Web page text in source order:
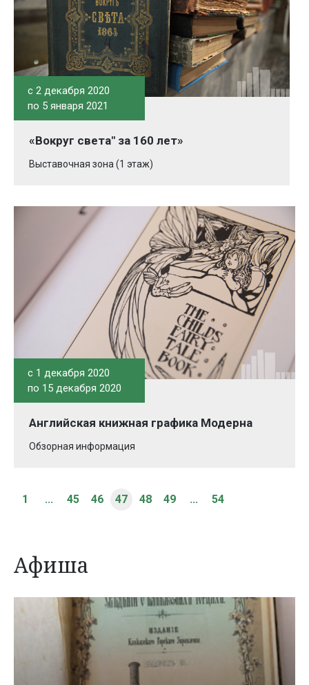
c 2 декабря 2020
по 5 января 2021
«Вокруг света" за 160 лет»
Выставочная зона (1 этаж)
c 1 декабря 2020
по 15 декабря 2020
Английская книжная графика Модерна
Обзорная информация
1 ... 45 46 47 48 49 ... 54
Афиша